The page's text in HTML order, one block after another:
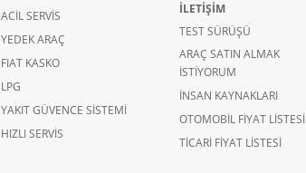
ACİL SERVİS
YEDEK ARAÇ
FIAT KASKO
LPG
YAKIT GÜVENCE SİSTEMİ
HIZLI SERVİS
İLETİŞİM
TEST SÜRÜŞÜ
ARAÇ SATIN ALMAK
İSTIYORUM
İNSAN KAYNAKLARI
OTOMOBIL FIYAT LISTESI
TICARI FIYAT LISTESI